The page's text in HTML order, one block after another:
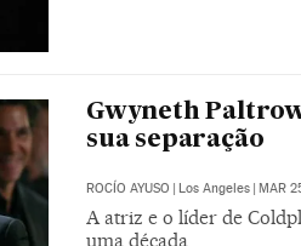
Gwyneth
sua separação
ROCÍO AYUSO | Los Angeles | MAR
A atriz e o líder de
uma década